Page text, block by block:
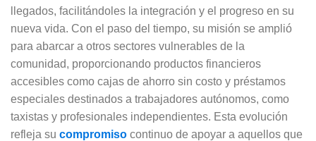
llegados, facilitándoles la integración y el progreso en su
nueva vida. Con el paso del tiempo, su misión se amplió
para abarcar a otros sectores vulnerables de la
comunidad, proporcionando productos financieros
accesibles como cajas de ahorro sin costo y préstamos
especiales destinados a trabajadores autónomos, como
taxistas y profesionales independientes. Esta evolución
refleja su compromiso continuo de apoyar a aquellos que